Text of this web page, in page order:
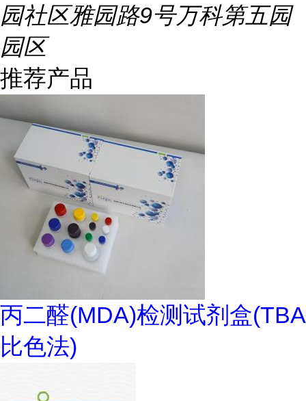
园社区雅园路9号万科第五园
园区
推荐产品
丙二醛(MDA)检测试剂盒(TBA
比色法)